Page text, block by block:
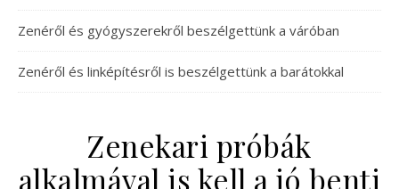
Zenéről és gyógyszerekről beszélgettünk a váróban
Zenéről és linképítésről is beszélgettünk a barátokkal
Zenekari próbák
alkalmával is kell a jó benti